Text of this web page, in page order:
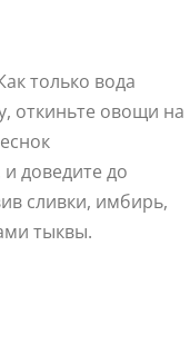
только вода
откиньте овощи на
доведите до
сливки, имбирь,
тыквы.